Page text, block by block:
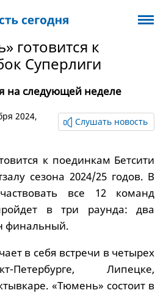
готовится к
Суперлиги
на следующей неделе
2024,
Слушать новость
к поединкам Бетсити
сезона 2024/25 годов. В
все 12 команд
в три раунда: два
финальный.
в себя встречи в четырех
Петербурге, Липецке,
«Тюмень» состоит в